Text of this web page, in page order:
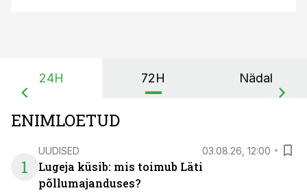
24H 72H Nädal
ENIMLOETUD
1
UUDISED 03.08.26, 12:00
Lugeja küsib: mis toimub Läti
põllumajanduses?